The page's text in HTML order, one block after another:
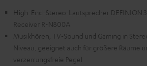
High-End-Stereo-Lautsprecher DEFINION
Receiver R-N800A
Musikhören, TV-Sound und Gaming in
Niveau, geeignet auch für größere Räume
verzerrungsfreie Pegel